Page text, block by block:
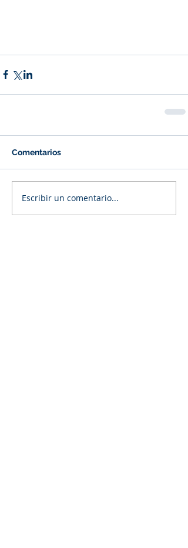
Comentarios
Escribir un comentario...